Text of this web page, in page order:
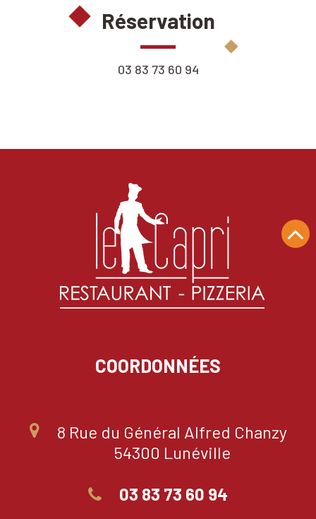
Réservation
03 83 73 60 94
COORDONNÉES
8 Rue du Général Alfred Chanzy
54300 Lunéville
03 83 73 60 94